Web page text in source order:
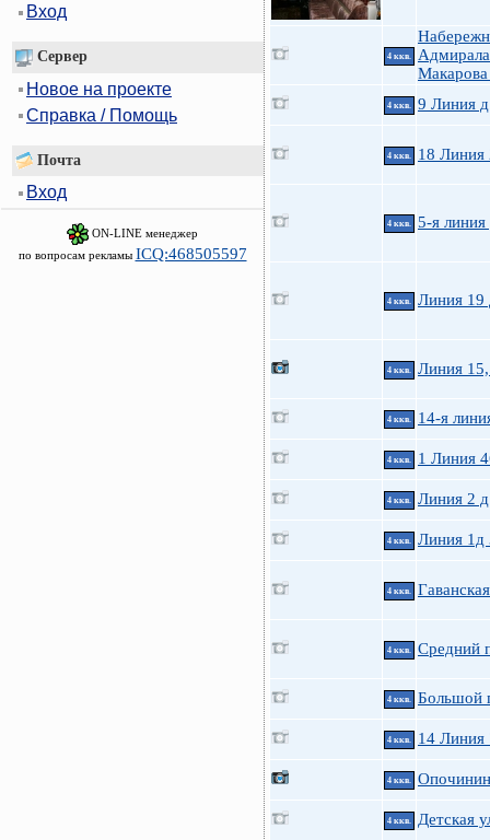
Вход
Сервер
Новое на проекте
Справка / Помощь
Почта
Вход
ON-LINE менеджер
по вопросам рекламы ICQ:468505597
4 ккв.
Адмирала
4 ккв. 9 Линия
4 ккв. 18 Линия
4 ккв. 5-я
4 ккв. Линия 19
4 ккв. Линия
4 ккв. 14-я
4 ккв. 1 Линия
4 ккв. Линия 2
4 ккв. Линия 1д
4 ккв.
4 ккв. Средний
4 ккв. Большой
4 ккв. 14 Линия
4 ккв.
4 ккв. Детская